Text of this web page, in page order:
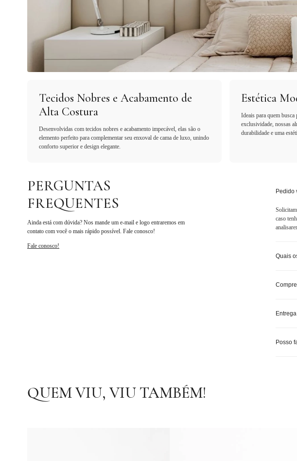
Tecidos Nobres e Acabamento de
Alta Costura
Desenvolvidas com tecidos nobres e acabamento impecável, elas são o
elemento perfeito para complementar seu enxoval de cama de luxo, unindo
conforto superior e design elegante.
Estética
Ideais para quem busca
exclusividade, nossas
durabilidade e uma
PERGUNTAS
FREQUENTES
Ainda está com dúvida? Nos mande um e-mail e logo entraremos em
contato com você o mais rápido possível. Fale conosco!
Fale conosco!
Pedido
caso
Quais
Posso
QUEM VIU, VIU TAMBÉM!